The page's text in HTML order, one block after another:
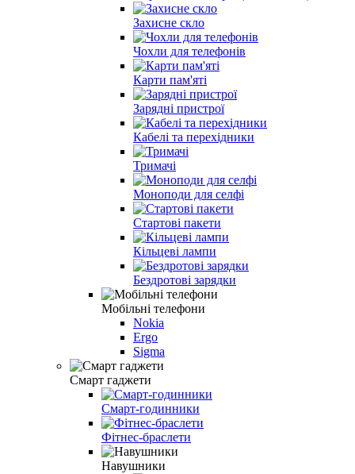
Захисне скло
Чохли для телефонів
Карти пам'яті
Зарядні пристрої
Кабелі та перехідники
Тримачі
Моноподи для селфі
Стартові пакети
Кільцеві лампи
Бездротові зарядки
Мобільні телефони
Nokia
Ergo
Sigma
Смарт гаджети
Смарт-годинники
Фітнес-браслети
Навушники